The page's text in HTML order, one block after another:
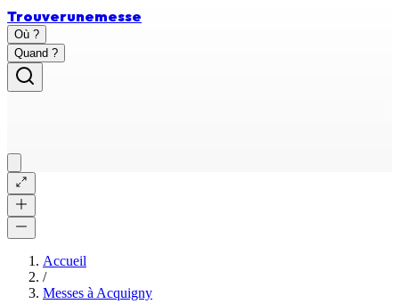
Trouverunemesse
Où ?
Quand ?
Accueil
/
Messes à Acquigny